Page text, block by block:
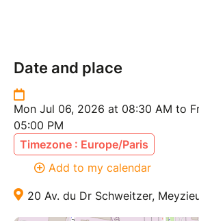
Date and place
Mon Jul 06, 2026 at 08:30 AM to
05:00 PM
Timezone : Europe/Paris
Add to my calendar
20 Av. du Dr Schweitzer,